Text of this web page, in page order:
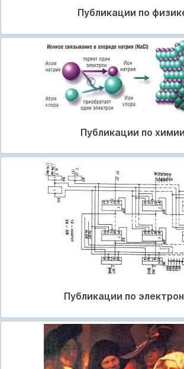
Публикации по
Публикации по химии
Публикации по